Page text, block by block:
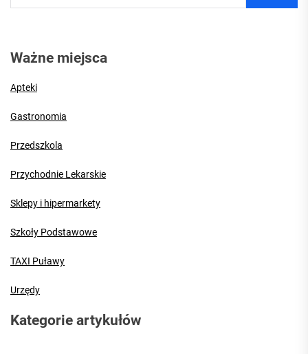
Ważne miejsca
Apteki
Gastronomia
Przedszkola
Przychodnie Lekarskie
Sklepy i hipermarkety
Szkoły Podstawowe
TAXI Puławy
Urzędy
Kategorie artykułów